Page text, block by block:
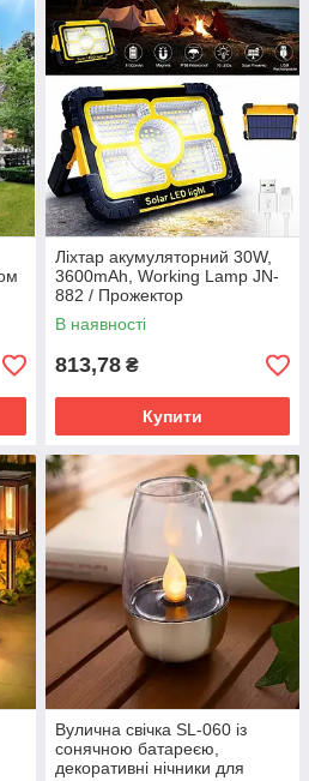
Ліхтар акумуляторний 30W,
3600mAh, Working Lamp JN-
882 / Прожектор
світлодіодний / Лампа на
сонячній панелі
В наявності
813,78 ₴
Купити
Вулична свічка SL-060 із
сонячною батареєю,
декоративні нічники для